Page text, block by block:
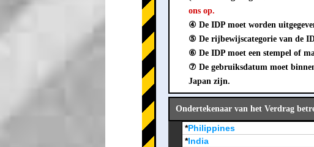
ons op.
④ De IDP moet worden
⑤ De rijbewijscategorie van de
⑥ De IDP moet een stempel of
⑦ De gebruiksdatum moet
Japan zijn.
Ondertekenaar van het Verdrag
*Philippines
*India